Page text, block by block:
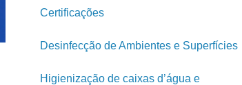
Certificações
Desinfecção de Ambientes e Superfícies
Higienização de caixas d’água e